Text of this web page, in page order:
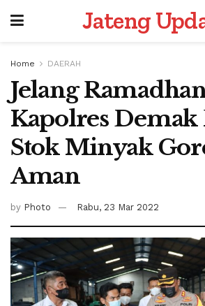
Jateng
Home DAERAH
Jelang
Kapolres Demak
Stok Minyak
Aman
by Photo Rabu, 23 Mar 2022